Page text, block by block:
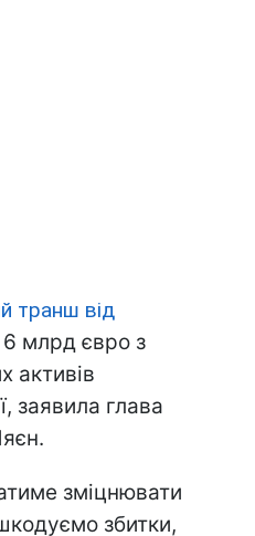
транш від
6 млрд євро з
активів
заявила глава
зміцнювати
збитки,